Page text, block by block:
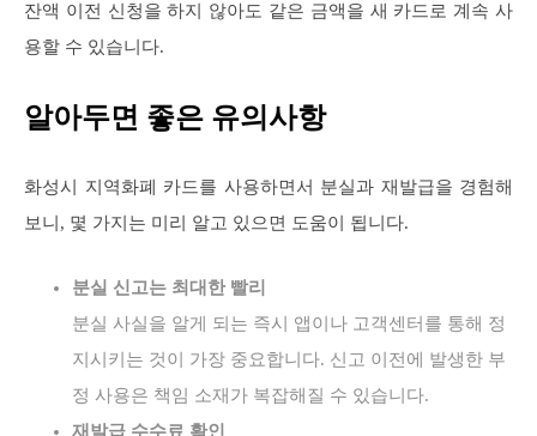
잔액 이전 신청을 하지 않아도 같은 금액을 새 카드로 계속 사
용할 수 있습니다.
알아두면 좋은 유의사항
화성시 지역화폐 카드를 사용하면서 분실과 재발급을 경험해
보니, 몇 가지는 미리 알고 있으면 도움이 됩니다.
분실 신고는 최대한 빨리
분실 사실을 알게 되는 즉시 앱이나 고객센터를 통해 정
지시키는 것이 가장 중요합니다. 신고 이전에 발생한 부
정 사용은 책임 소재가 복잡해질 수 있습니다.
재발급 수수료 확인